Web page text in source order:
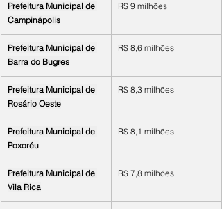
Prefeitura Municipal de
Campinápolis
R$ 9 milhões
Prefeitura Municipal de
Barra do Bugres
R$ 8,6 milhões
Prefeitura Municipal de
Rosário Oeste
R$ 8,3 milhões
Prefeitura Municipal de
Poxoréu
R$ 8,1 milhões
Prefeitura Municipal de
Vila Rica
R$ 7,8 milhões